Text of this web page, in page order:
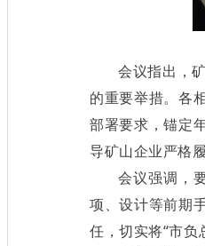
会议指出，
的重要举措。各
部署要求，锚定
导矿山企业严格
会议强调，
项、设计等前期
任，切实将“市